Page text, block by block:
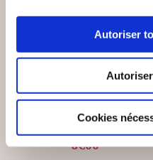
Autoriser
Cookies
(1 avis)
S’OUBLIER N’EST
PAS VIVRE
Contes & légendes
6€00